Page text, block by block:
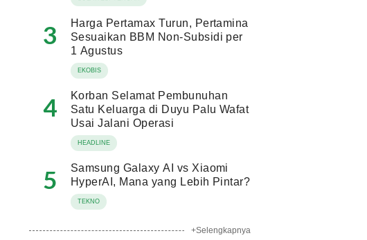
3
Harga Pertamax Turun, Pertamina
Sesuaikan BBM Non-Subsidi per
1 Agustus
EKOBIS
4
Korban Selamat Pembunuhan
Satu Keluarga di Duyu Palu Wafat
Usai Jalani Operasi
HEADLINE
5
Samsung Galaxy AI vs Xiaomi
HyperAI, Mana yang Lebih Pintar?
TEKNO
+Selengkapnya